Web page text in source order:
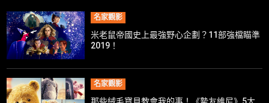
名家觀影
米老鼠帝國史上最強野心企劃？11部強檔瞄準
2019！
名家觀影